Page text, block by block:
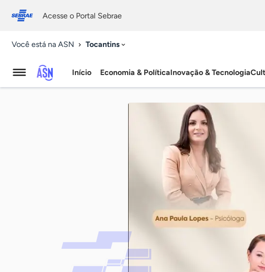
conosco
Acesse o Portal Sebrae
Você está na ASN Tocantins
Agência
Início Economia & PolíticaInovação & Tecnologia